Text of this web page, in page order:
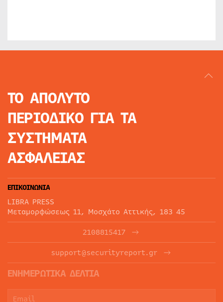
ΤΟ ΑΠΟΛΥΤΟ
ΠΕΡΙΟΔΙΚΟ ΓΙΑ ΤΑ
ΣΥΣΤΗΜΑΤΑ
ΑΣΦΑΛΕΙΑΣ
ΕΠΙΚΟΙΝΩΝΙΑ
LIBRA PRESS
Μεταμορφώσεως 11, Μοσχάτο Αττικής, 183 45
2108815417
support@securityreport.gr
ΕΝΗΜΕΡΩΤΙΚΑ ΔΕΛΤΙΑ